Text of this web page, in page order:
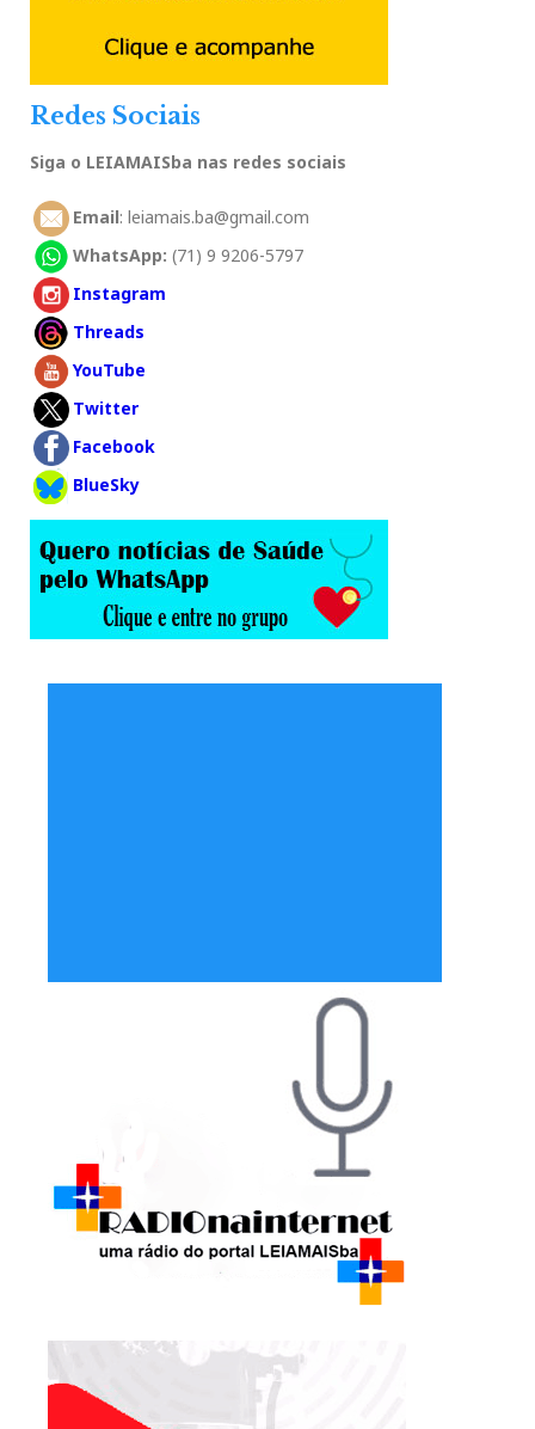
Redes Sociais
Siga o LEIAMAISba nas redes sociais
Email: leiamais.ba@gmail.com
WhatsApp: (71) 9 9206-5797
Instagram
Threads
YouTube
Twitter
Facebook
BlueSky